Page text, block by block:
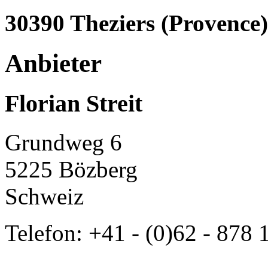
30390 Theziers (Provence)
Anbieter
Florian Streit
Grundweg 6
5225 Bözberg
Schweiz
Telefon: +41 - (0)62 - 878